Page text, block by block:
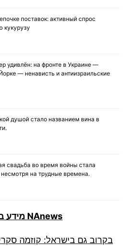
поставок: активный спрос
кукурузу
удивлён: на фронте в Украине —
— ненависть и антиизраильские
душой стало названием вина в
свадьба во время войны стала
на трудные времена.
!! מידע בסיסי חדשות ישראל NAnews
בקרוב גם בישראל: קוזמה